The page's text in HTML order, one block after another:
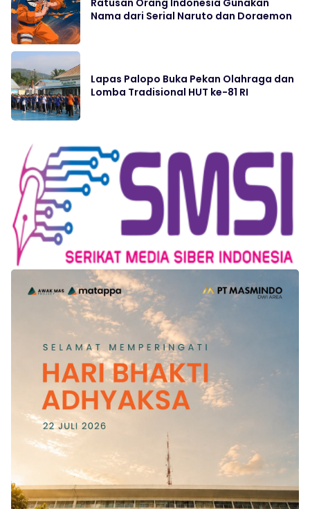
Nama dari Serial Naruto dan Doraemon
Lapas Palopo Buka Pekan Olahraga dan
Lomba Tradisional HUT ke-81 RI